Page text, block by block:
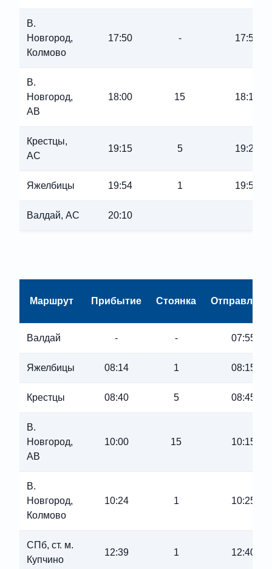
В.
Новгород,
Колмово
17:50 - 17:50
В.
Новгород,
АВ
18:00 15 18:15
Крестцы,
АС
19:15 5 19:20
Яжелбицы 19:54 1 19:55
Валдай, АС 20:10
Маршрут Прибытие Стоянка
Валдай - - 07:55
Яжелбицы 08:14 1 08:15
Крестцы 08:40 5 08:45
В.
Новгород,
АВ
10:00 15 10:15
В.
Новгород,
Колмово
10:24 1 10:25
СПб, ст. м.
Купчино
12:39 1 12:40